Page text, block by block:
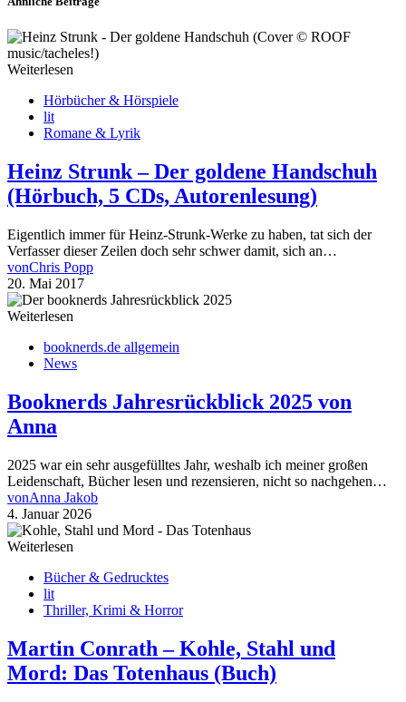
Weiterlesen
Hörbücher & Hörspiele
lit
Romane & Lyrik
Heinz Strunk – Der goldene Handschuh
(Hörbuch, 5 CDs, Autorenlesung)
Eigentlich immer für Heinz-Strunk-Werke zu haben, tat sich der
Verfasser dieser Zeilen doch sehr schwer damit, sich an…
vonChris Popp
20. Mai 2017
Weiterlesen
booknerds.de allgemein
News
Booknerds Jahresrückblick 2025 von
Anna
2025 war ein sehr ausgefülltes Jahr, weshalb ich meiner großen
Leidenschaft, Bücher lesen und rezensieren, nicht so nachgehen…
vonAnna Jakob
4. Januar 2026
Weiterlesen
Bücher & Gedrucktes
lit
Thriller, Krimi & Horror
Martin Conrath – Kohle, Stahl und
Mord: Das Totenhaus (Buch)